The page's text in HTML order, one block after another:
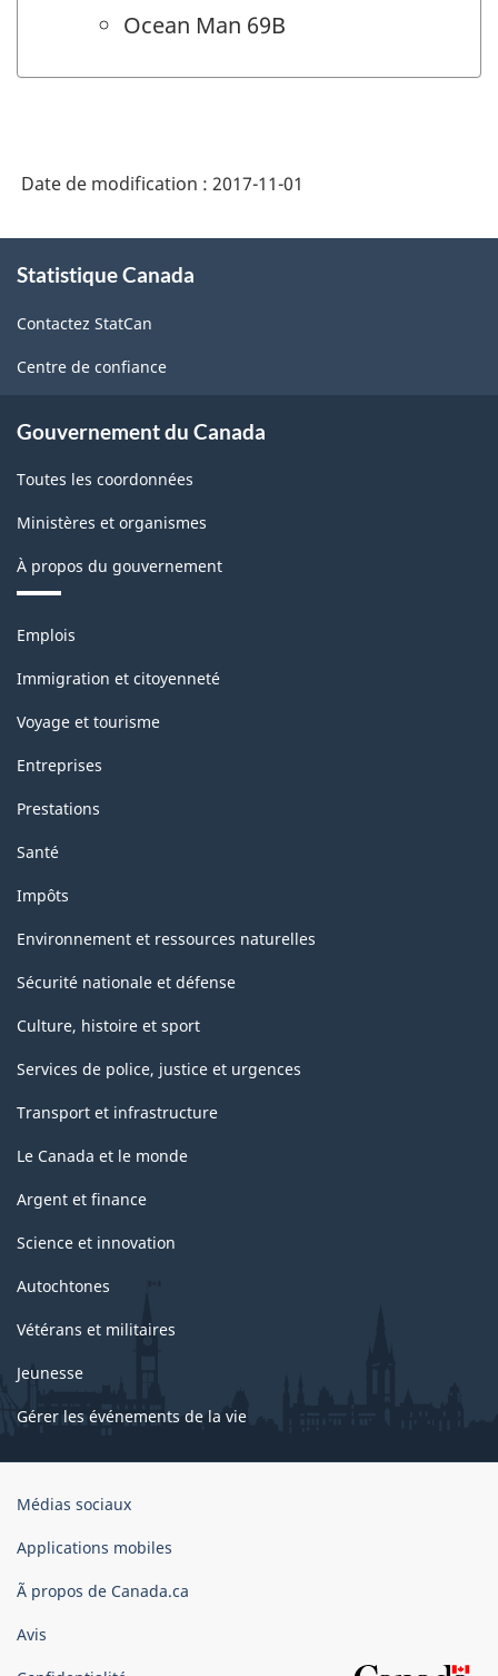
Ocean Man 69B
Date de modification : 2017-11-01
propos
ce
site
Statistique Canada
Contactez StatCan
Centre de confiance
Gouvernement du Canada
Toutes les coordonnées
Ministères et organismes
À propos du gouvernement
Thèmes
sujets
Emplois
Immigration et citoyenneté
Voyage et tourisme
Entreprises
Prestations
Santé
Impôts
Environnement et ressources naturelles
Sécurité nationale et défense
Culture, histoire et sport
Services de police, justice et urgences
Transport et infrastructure
Le Canada et le monde
Argent et finance
Science et innovation
Autochtones
Vétérans et militaires
Jeunesse
Gérer les événements de la vie
Organisation
gouvernement
Canada
Médias sociaux
Applications mobiles
Ã propos de Canada.ca
Avis